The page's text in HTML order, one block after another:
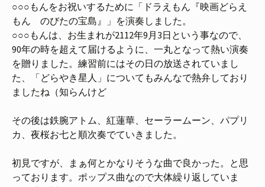
○○○もんをお祝いするために「ドラえもん『映画どらえ
もん のびたの宝島』」を演奏しました。
○○○もんは、お生まれが2112年9月3日という事なので、
90年の時を超えて届けるように、一丸となって熱い演奏
を贈りました。練習前にはその日の放送されていまし
た、「どらやき星人」についてもみんなで熱弁しており
ましたね（知らんけど
その後は鉄腕アトム、紅蓮華、セーラームーン、パプリ
カ、夜桜お七と順次奏でていきました。
初見ですが、まぁ何とかなりそうな曲で良かった。と思
っております。ポップス曲なので大体繰り返していま